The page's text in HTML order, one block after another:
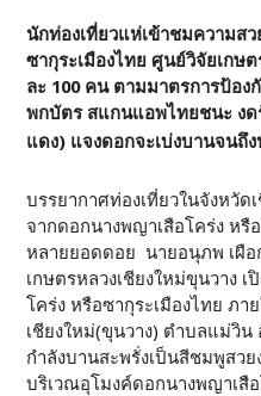
นักท่องเที่ยวแห่เข้าชมความส
ซากุระเมืองไทย ศูนย์วิจัยเกษ
ละ 100 คน ตามมาตรการป้อง
พกบัตร สแกนแอพไทยชนะ ง
แดง) แจงดอกจะเบ่งบานจนถึ
บรรยากาศท่องเที่ยวในจังหวั
จากดอกนางพญาเสือโคร่ง หรื
หลายยอดดอย นายอนุภพ เผือ
เกษตรหลวงเชียงใหม่ขุนวาง
โคร่ง หรือซากุระเมืองไทย ภา
เชียงใหม่(ขุนวาง) ตำบลแม่วิน
กำลังบานสะพรั่งเป็นสีชมพูสว
บริเวณอุโมงค์ดอกนางพญาเสื